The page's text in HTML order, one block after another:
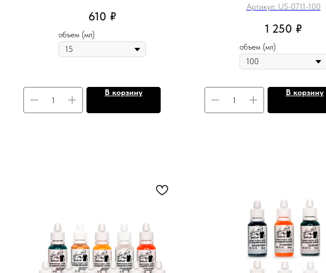
610 ₽
объем (мл)
В корзину
Артикул: US-0711-100
1 250 ₽
объем (мл)
В корзину